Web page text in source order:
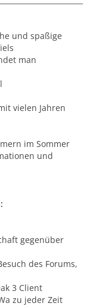
und spaßige
man
vielen Jahren
im Sommer
und
gegenüber
des Forums,
3 Client
zu jeder Zeit